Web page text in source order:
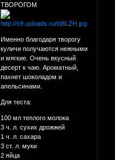
ТВОРОГОМ
Именно благодаря творогу
куличи получаются нежными
и мягкие. Очень вкусный
десерт к чаю. Ароматный,
пахнет шоколадом и
апельсинами.
Для теста:
100 мл теплого молока
3 ч. л. сухих дрожжей
1 ч. л. сахара
3 ст. л. муки
2 яйца